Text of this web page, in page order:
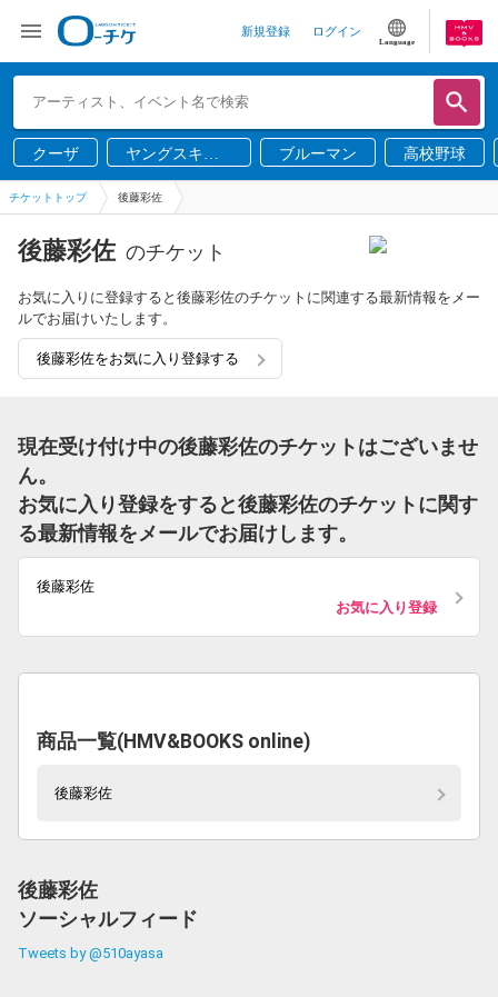
新規登録 ログイン
Language
クーザ
ヤングスキニ
ー
ブルーマン 高校野球
チケットトップ 後藤彩佐
後藤彩佐 のチケット
お気に入りに登録すると後藤彩佐のチケットに関連する最新情報をメー
ルでお届けいたします。
後藤彩佐をお気に入り登録する
現在受け付け中の後藤彩佐のチケットはございませ
ん。
お気に入り登録をすると後藤彩佐のチケットに関す
る最新情報をメールでお届けします。
後藤彩佐
お気に入り登録
商品一覧(HMV&BOOKS online)
後藤彩佐
後藤彩佐
ソーシャルフィード
Tweets by @510ayasa